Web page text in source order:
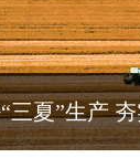
年丰收根基